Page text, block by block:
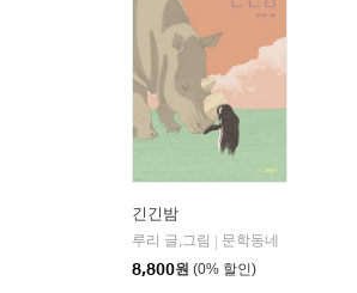
긴긴밤
루리 글,그림
문학동네
8,800원 (0% 할인)